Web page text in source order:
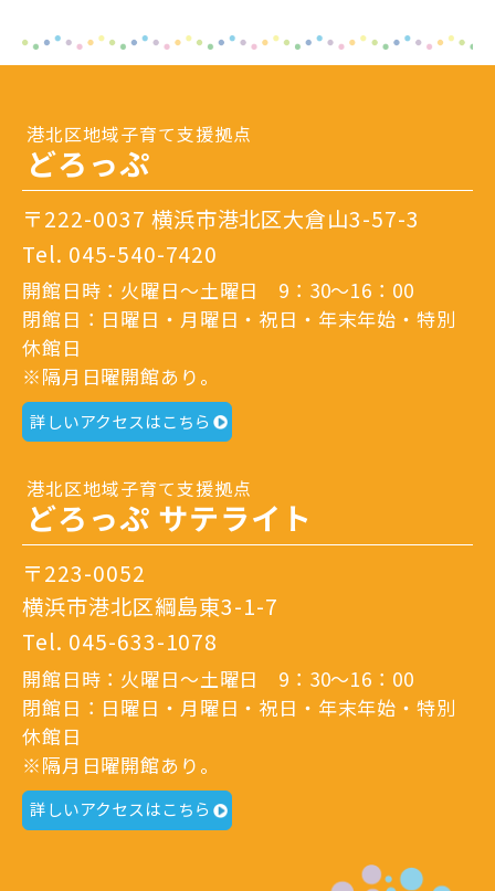
港北区地域子育て支援拠点
どろっぷ
〒222-0037 横浜市港北区大倉山3-57-3
Tel. 045-540-7420
開館日時：火曜日～土曜日 9：30～16：00
閉館日：日曜日・月曜日・祝日・年末年始・特別
休館日
※隔月日曜開館あり。
詳しいアクセスはこちら
港北区地域子育て支援拠点
どろっぷ サテライト
〒223-0052
横浜市港北区綱島東3-1-7
Tel. 045-633-1078
開館日時：火曜日～土曜日 9：30～16：00
閉館日：日曜日・月曜日・祝日・年末年始・特別
休館日
※隔月日曜開館あり。
詳しいアクセスはこちら